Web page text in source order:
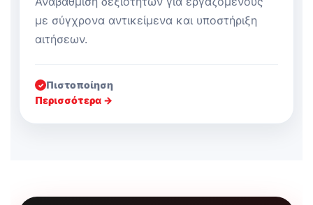
με σύγχρονα αντικείμενα και υποστήριξη
αιτήσεων.
✓ Πιστοποίηση
Περισσότερα →